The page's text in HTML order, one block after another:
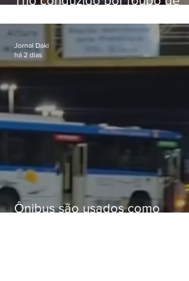
passagens
Ônibus são usados como
Jornal Daki
há 2 dias